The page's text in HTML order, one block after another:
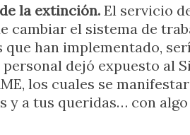
la extinción. El servicio
cambiar el sistema de
han implementado,
dejó expuesto al
los cuales se
y a tus queridas… con